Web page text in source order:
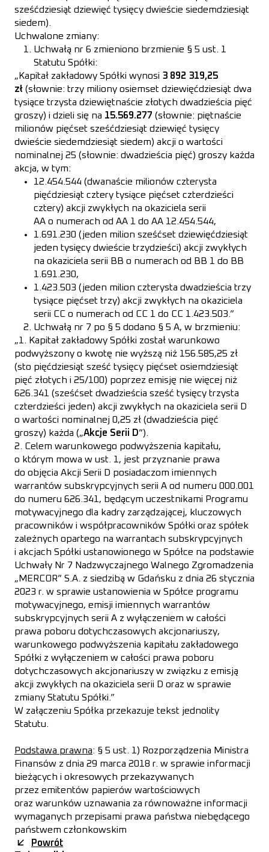
sześćdziesiąt dziewięć tysięcy dwieście siedemdziesiąt
siedem).
Uchwalone zmiany:
Uchwałą nr 6 zmieniono brzmienie § 5 ust. 1
Statutu Spółki:
„Kapitał zakładowy Spółki wynosi 3 892 319,25
zł (słownie: trzy miliony osiemset dziewięćdziesiąt dwa
tysiące trzysta dziewiętnaście złotych dwadzieścia pięć
groszy) i dzieli się na 15.569.277 (słownie: piętnaście
milionów pięćset sześćdziesiąt dziewięć tysięcy
dwieście siedemdziesiąt siedem) akcji o wartości
nominalnej 25 (słownie: dwadzieścia pięć) groszy każda
akcja, w tym:
12.454.544 (dwanaście milionów czterysta
pięćdziesiąt cztery tysiące pięćset czterdzieści
cztery) akcji zwykłych na okaziciela serii
AA o numerach od AA 1 do AA 12.454.544,
1.691.230 (jeden milion sześćset dziewięćdziesiąt
jeden tysięcy dwieście trzydzieści) akcji zwykłych
na okaziciela serii BB o numerach od BB 1 do BB
1.691.230,
1.423.503 (jeden milion czterysta dwadzieścia trzy
tysiące pięćset trzy) akcji zwykłych na okaziciela
serii CC o numerach od CC 1 do CC 1.423.503.”
Uchwałą nr 7 po § 5 dodano § 5 A, w brzmieniu:
„1. Kapitał zakładowy Spółki został warunkowo
podwyższony o kwotę nie wyższą niż 156.585,25 zł
(sto pięćdziesiąt sześć tysięcy pięćset osiemdziesiąt
pięć złotych i 25/100) poprzez emisję nie więcej niż
626.341 (sześćset dwadzieścia sześć tysięcy trzysta
czterdzieści jeden) akcji zwykłych na okaziciela serii D
o wartości nominalnej 0,25 zł (dwadzieścia pięć
groszy) każda („Akcje Serii D”).
2. Celem warunkowego podwyższenia kapitału,
o którym mowa w ust. 1, jest przyznanie prawa
do objęcia Akcji Serii D posiadaczom imiennych
warrantów subskrypcyjnych serii A od numeru 000.001
do numeru 626.341, będącym uczestnikami Programu
motywacyjnego dla kadry zarządzającej, kluczowych
pracowników i współpracowników Spółki oraz spółek
zależnych opartego na warrantach subskrypcyjnych
i akcjach Spółki ustanowionego w Spółce na podstawie
Uchwały Nr 7 Nadzwyczajnego Walnego Zgromadzenia
„MERCOR” S.A. z siedzibą w Gdańsku z dnia 26 stycznia
2023 r. w sprawie ustanowienia w Spółce programu
motywacyjnego, emisji imiennych warrantów
subskrypcyjnych serii A z wyłączeniem w całości
prawa poboru dotychczasowych akcjonariuszy,
warunkowego podwyższenia kapitału zakładowego
Spółki z wyłączeniem w całości prawa poboru
dotychczasowych akcjonariuszy w związku z emisją
akcji zwykłych na okaziciela serii D oraz w sprawie
zmiany Statutu Spółki.”
W załączeniu Spółka przekazuje tekst jednolity
Statutu.
Podstawa prawna: § 5 ust. 1) Rozporządzenia Ministra
Finansów z dnia 29 marca 2018 r. w sprawie informacji
bieżących i okresowych przekazywanych
przez emitentów papierów wartościowych
oraz warunków uznawania za równoważne informacji
wymaganych przepisami prawa państwa niebędącego
państwem członkowskim
Powrót